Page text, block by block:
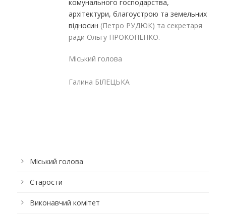
комунального господарства,
архітектури, благоустрою та земельних
відносин (Петро РУДЮК) та секретаря
ради Ольгу ПРОКОПЕНКО.
Міський голова
Галина БІЛЕЦЬКА
Міський голова
Старости
Виконавчий комітет